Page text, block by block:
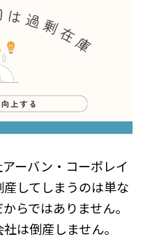
ーバン・コーポレイ
してしまうのは単な
らではありません。
は倒産しません。